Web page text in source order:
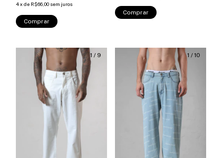
4x de R$66,00 sem juros
Comprar
Comprar
1 / 9 1 / 10